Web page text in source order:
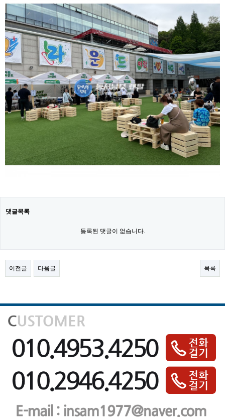
댓글목록
등록된 댓글이 없습니다.
이전글 다음글 목록